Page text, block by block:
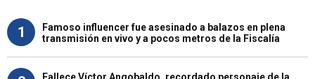
1
Famoso influencer fue asesinado a balazos en plena
transmisión en vivo y a pocos metros de la Fiscalía